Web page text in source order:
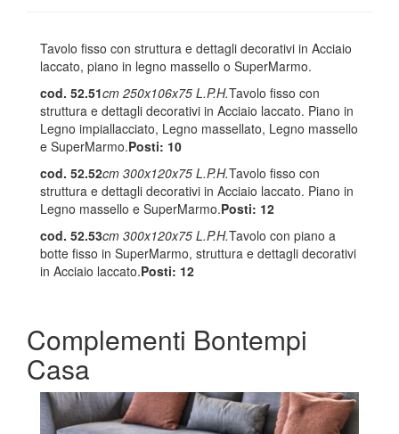
Tavolo fisso con struttura e dettagli decorativi in Acciaio
laccato, piano in legno massello o SuperMarmo.
cod. 52.51cm 250x106x75 L.P.H.Tavolo fisso con
struttura e dettagli decorativi in Acciaio laccato. Piano in
Legno impiallacciato, Legno massellato, Legno massello
e SuperMarmo.Posti: 10
cod. 52.52cm 300x120x75 L.P.H.Tavolo fisso con
struttura e dettagli decorativi in Acciaio laccato. Piano in
Legno massello e SuperMarmo.Posti: 12
cod. 52.53cm 300x120x75 L.P.H.Tavolo con piano a
botte fisso in SuperMarmo, struttura e dettagli decorativi
in Acciaio laccato.Posti: 12
Complementi Bontempi
Casa